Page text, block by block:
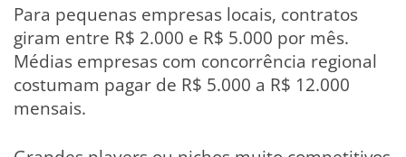
Para pequenas empresas locais, contratos
giram entre R$ 2.000 e R$ 5.000 por mês.
Médias empresas com concorrência regional
costumam pagar de R$ 5.000 a R$ 12.000
mensais.